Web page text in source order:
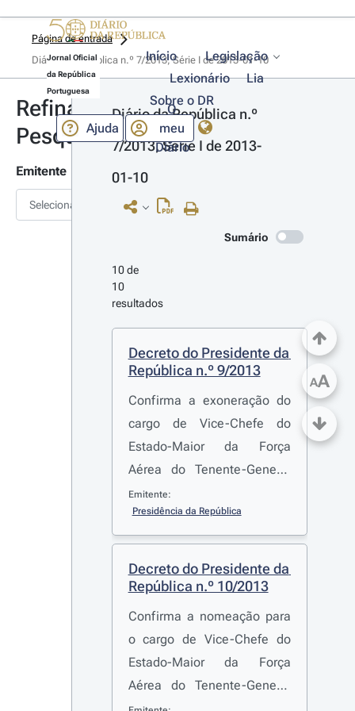
Jornal Oficial
da República
Portuguesa
Início
Legislação
Lexionário
Lia
Sobre o DR
Ajuda
O
meu
Diário
Página de entrada
Diário da República n.º 7/2013, Série I de 2013-01-10
Refinar
Pesquisa
Emitente
Selecionar
Diário da República n.º
7/2013, Série I de 2013-
01-10
Sumário
10 de
10
resultados
Decreto do Presidente da
República n.º 9/2013
Confirma a exoneração do
cargo de Vice-Chefe do
Estado-Maior da Força
Aérea do Tenente-General
Piloto Aviador Victor Manuel
Lourenço Morato
Emitente:
Presidência da República
Decreto do Presidente da
República n.º 10/2013
Confirma a nomeação para
o cargo de Vice-Chefe do
Estado-Maior da Força
Aérea do Tenente-General
AA